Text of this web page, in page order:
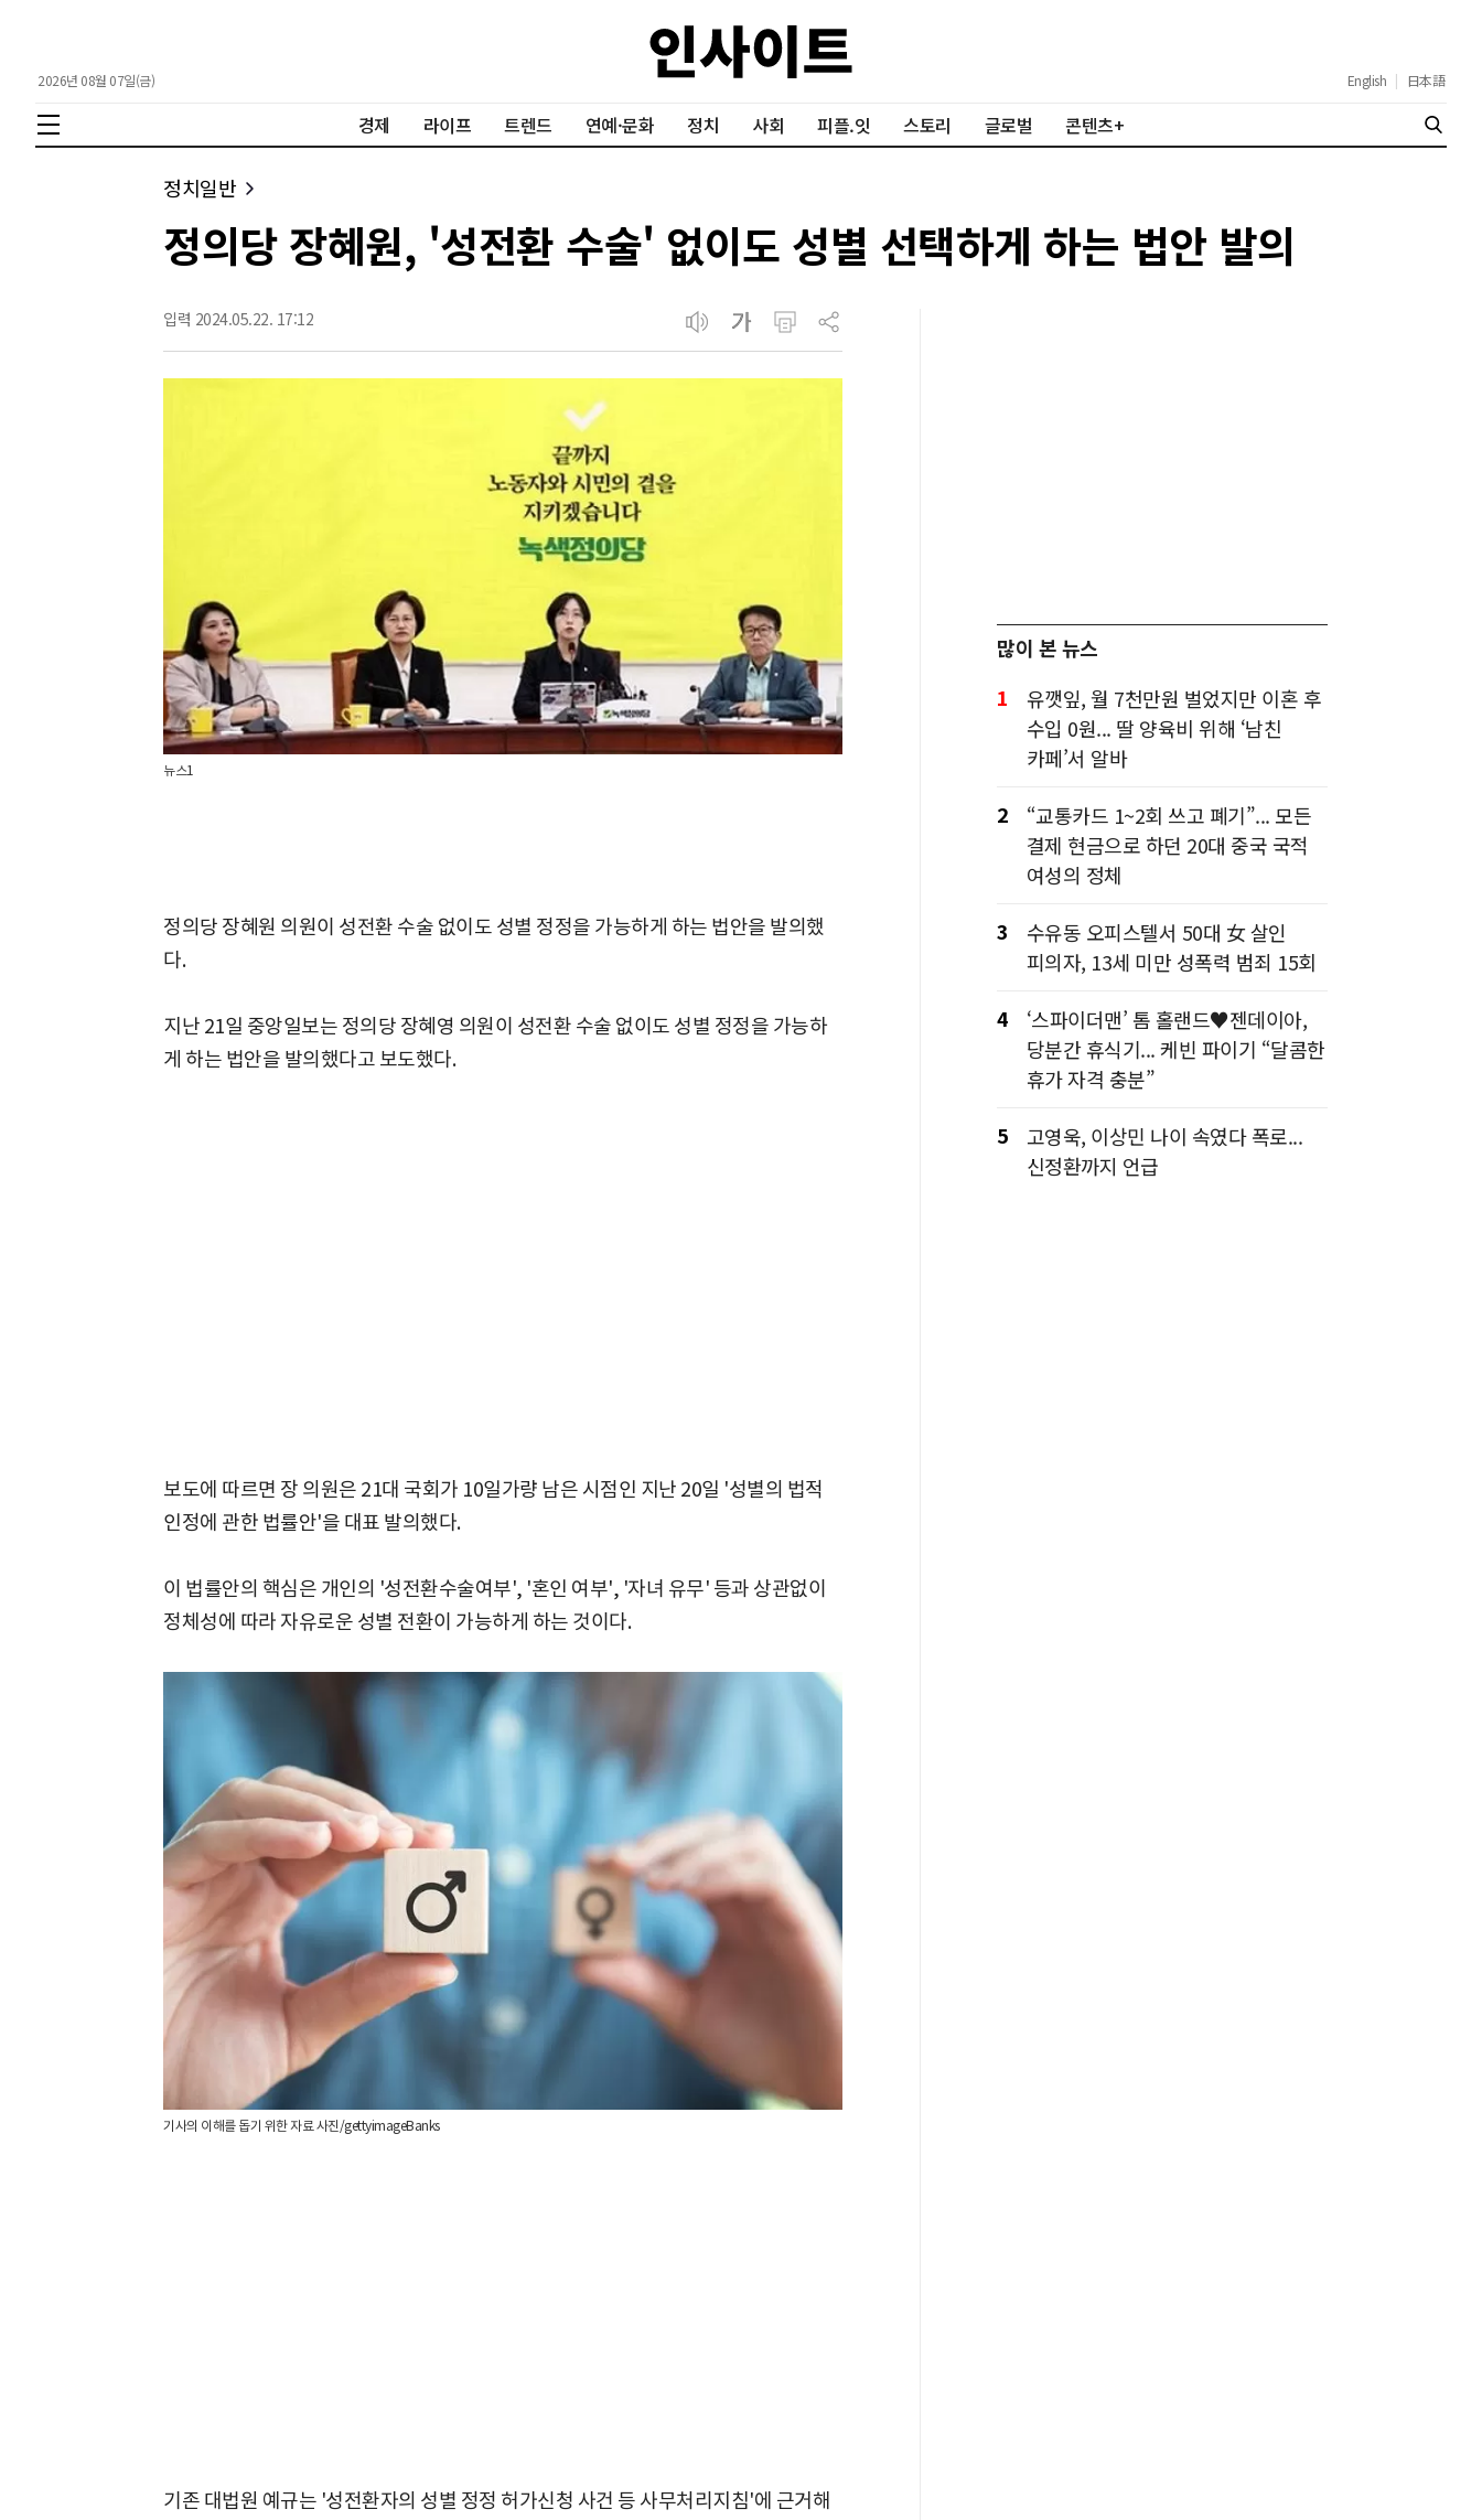
2026년 08월 07일(금) English | 日本語
경제 라이프 트렌드 연예·문화 정치 사회 피플.잇 스토리 글로벌 콘텐츠+
정치일반
정의당 장혜원, '성전환 수술' 없이도 성별 선택하게 하는 법안 발의
입력 2024.05.22. 17:12
뉴스1
정의당 장혜원 의원이 성전환 수술 없이도 성별 정정을 가능하게 하는 법안을 발의했
다.
지난 21일 중앙일보는 정의당 장혜영 의원이 성전환 수술 없이도 성별 정정을 가능하
게 하는 법안을 발의했다고 보도했다.
보도에 따르면 장 의원은 21대 국회가 10일가량 남은 시점인 지난 20일 '성별의 법적
인정에 관한 법률안'을 대표 발의했다.
이 법률안의 핵심은 개인의 '성전환수술여부', '혼인 여부', '자녀 유무' 등과 상관없이
정체성에 따라 자유로운 성별 전환이 가능하게 하는 것이다.
기사의 이해를 돕기 위한 자료 사진/gettyimageBanks
기존 대법원 예규는 '성전환자의 성별 정정 허가신청 사건 등 사무처리지침'에 근거해
많이 본 뉴스
1
유깻잎, 월 7천만원 벌었지만 이혼 후
수입 0원... 딸 양육비 위해 ‘남친
카페’서 알바
2
“교통카드 1~2회 쓰고 폐기”... 모든
결제 현금으로 하던 20대 중국 국적
여성의 정체
3
수유동 오피스텔서 50대 女 살인
피의자, 13세 미만 성폭력 범죄 15회
4
‘스파이더맨’ 톰 홀랜드♥젠데이아,
당분간 휴식기... 케빈 파이기 “달콤한
휴가 자격 충분”
5
고영욱, 이상민 나이 속였다 폭로...
신정환까지 언급